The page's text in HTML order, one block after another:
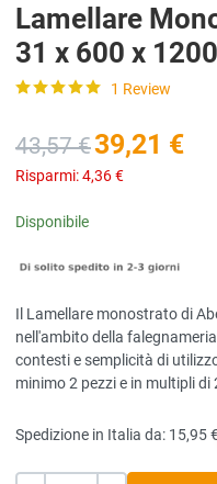
Lamellare
31 x 600 x 1200
1 Review
43,57 €39,21 €
Risparmi:4,36 €
Disponibile
Il Lamellare monostrato di
nell'ambito della
contesti e semplicità di
minimo 2 pezzi e in multipli di
Spedizione in Italia da: 15,95 €